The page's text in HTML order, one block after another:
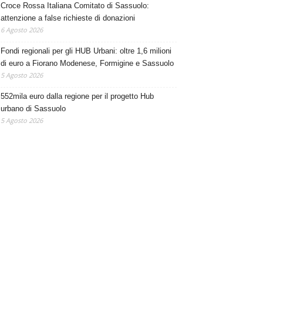
Croce Rossa Italiana Comitato di Sassuolo:
attenzione a false richieste di donazioni
6 Agosto 2026
Fondi regionali per gli HUB Urbani: oltre 1,6 milioni
di euro a Fiorano Modenese, Formigine e Sassuolo
5 Agosto 2026
552mila euro dalla regione per il progetto Hub
urbano di Sassuolo
5 Agosto 2026